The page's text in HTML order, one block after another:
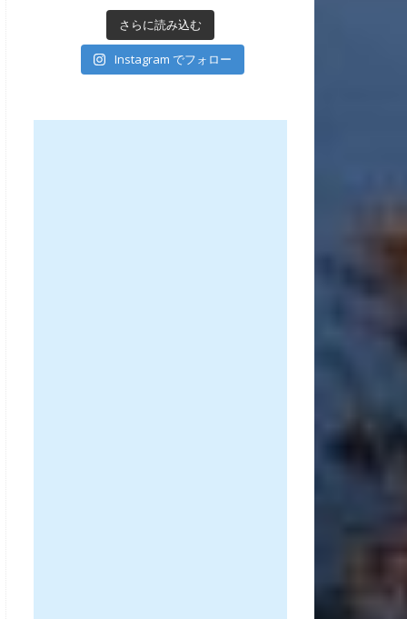
さらに読み込む
Instagram でフォロー